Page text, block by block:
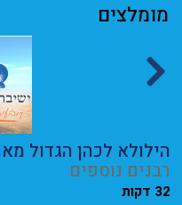
מומלצים
הילולא לכהן הגדול
רבנים נוספים
32 דקות